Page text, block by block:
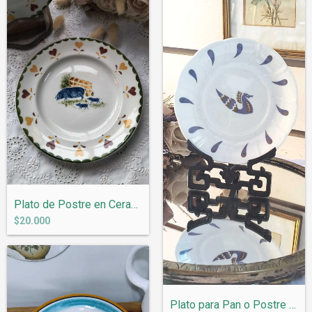
Plato de Postre en Ceramica Inglesa Wood...
$20.000
Plato para Pan o Postre en Porcelana Fra...